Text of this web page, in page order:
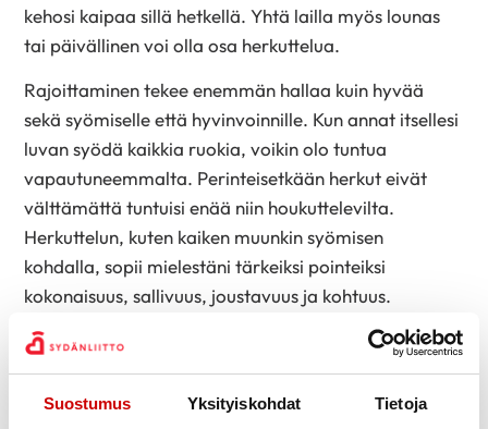
Suostumus Yksityiskohdat Tietoja
kehosi kaipaa sillä hetkellä. Yhtä lailla myös lounas
tai päivällinen voi olla osa herkuttelua.
Rajoittaminen tekee enemmän hallaa kuin hyvää
sekä syömiselle että hyvinvoinnille. Kun annat itsellesi
luvan syödä kaikkia ruokia, voikin olo tuntua
vapautuneemmalta. Perinteisetkään herkut eivät
välttämättä tuntuisi enää niin houkuttelevilta.
Herkuttelun, kuten kaiken muunkin syömisen
kohdalla, sopii mielestäni tärkeiksi pointeiksi
kokonaisuus, sallivuus, joustavuus ja kohtuus.
Ruokavalio on kokonaisuus, jota ei yksi ruoka tai
ateria muuta isosti suuntaan tai toiseen. Entä jos
muihin tekijöihin? Voisit esimerkiksi pohtia syötkö